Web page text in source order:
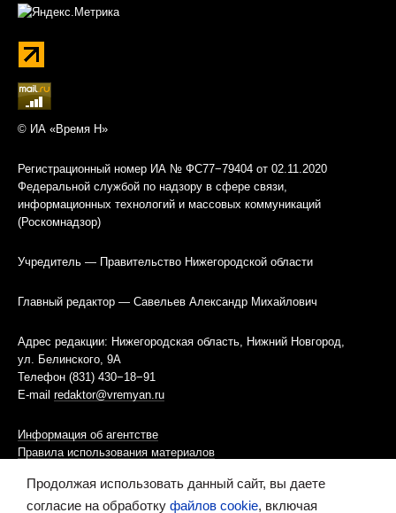
© ИА «Время Н»
Регистрационный номер ИА № ФС77−79404 от 02.11.2020
Федеральной службой по надзору в сфере связи,
информационных технологий и массовых коммуникаций
(Роскомнадзор)
Учредитель — Правительство Нижегородской области
Главный редактор — Савельев Александр Михайлович
Адрес редакции: Нижегородская область, Нижний Новгород,
ул. Белинского, 9А
Телефон (831) 430−18−91
E-mail redaktor@vremyan.ru
Информация об агентстве
Правила использования материалов
Информационная политика использования «cookies»-файлов
Продолжая использовать данный сайт, вы даете
согласие на обработку файлов cookie, включая